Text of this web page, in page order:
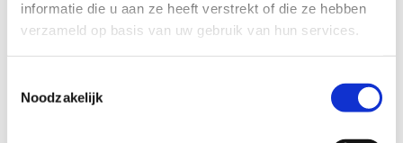
informatie die u aan ze heeft verstrekt of die ze hebben
verzameld op basis van uw gebruik van hun services.
Noodzakelijk